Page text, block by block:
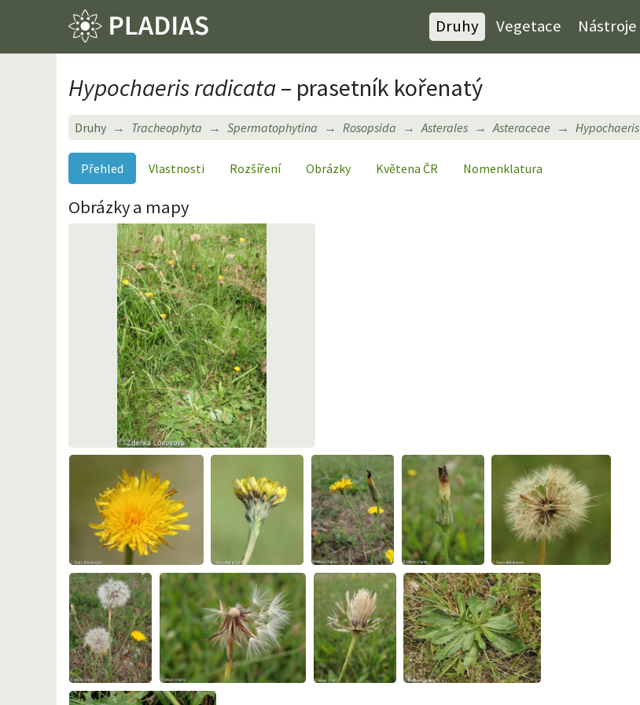
Druhy Vegetace Nástroje
Hypochaeris radicata– prasetník kořenatý
Druhy Tracheophyta Spermatophytina Rosopsida Asterales Asteraceae Hypochaeris
Přehled Vlastnosti Rozšíření Obrázky Květena ČR Nomenklatura
Obrázky a mapy